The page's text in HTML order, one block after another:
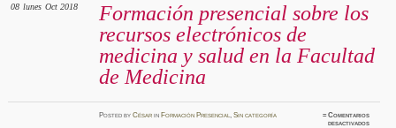
Formación presencial sobre los
recursos electrónicos de
medicina y salud en la Facultad
de Medicina
08 lunes Oct 2018
PostedbyCésar inFormación Presencial ,Sin categoría ≈Comentarios
desactivadosen